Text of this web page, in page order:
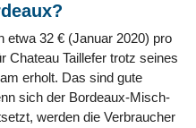
etwa 32 € (Januar 2020) pro
Chateau Taillefer trotz seines
erholt. Das sind gute
sich der Bordeaux-Misch-
werden die Verbraucher